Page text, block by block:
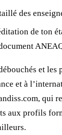
des
de ton
et les
et à
qui
aux profils